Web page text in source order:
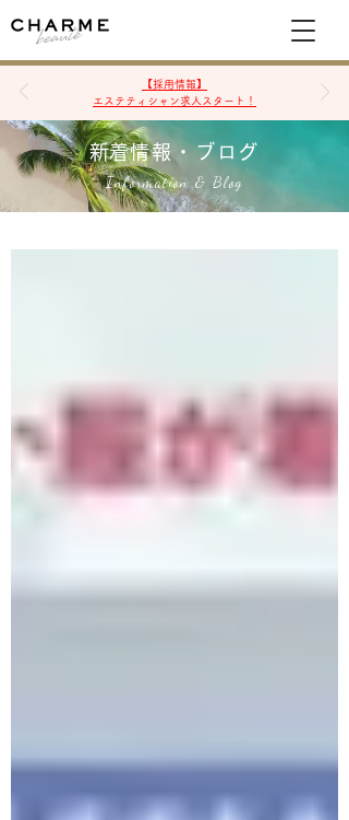
【採用情報】
エステティシャン求人スタート！
​新着情報・ブログ
Information & Blog